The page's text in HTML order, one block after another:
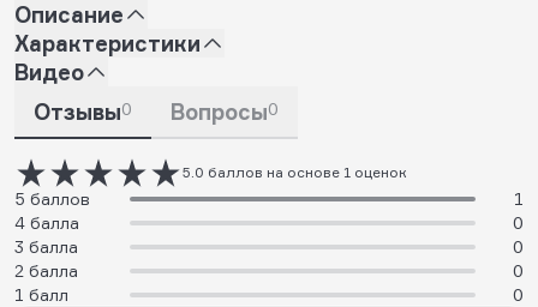
Описание
Характеристики
Видео
Отзывы0 Вопросы0
5.0 баллов на основе 1 оценок
5 баллов
1
4 балла
0
3 балла
0
2 балла
0
1 балл
0